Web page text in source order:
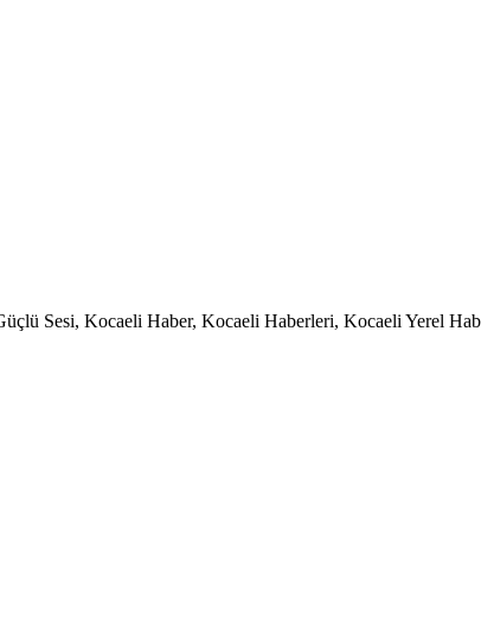
Sesi, Kocaeli Haber, Kocaeli Haberleri, Kocaeli Yerel